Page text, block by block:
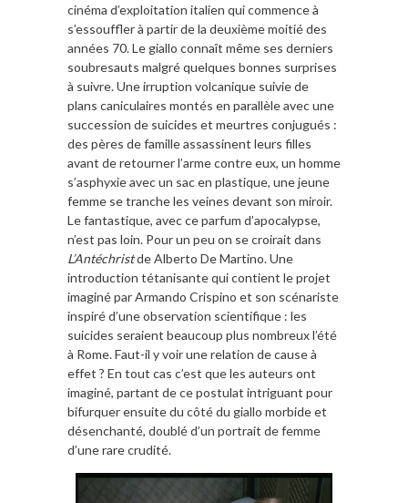
cinéma d’exploitation italien qui commence à
s’essouffler à partir de la deuxième moitié des
années 70. Le giallo connaît même ses derniers
soubresauts malgré quelques bonnes surprises
à suivre. Une irruption volcanique suivie de
plans caniculaires montés en parallèle avec une
succession de suicides et meurtres conjugués :
des pères de famille assassinent leurs filles
avant de retourner l’arme contre eux, un homme
s’asphyxie avec un sac en plastique, une jeune
femme se tranche les veines devant son miroir.
Le fantastique, avec ce parfum d’apocalypse,
n’est pas loin. Pour un peu on se croirait dans
L’Antéchristde Alberto De Martino. Une
introduction tétanisante qui contient le projet
imaginé par Armando Crispino et son scénariste
inspiré d’une observation scientifique : les
suicides seraient beaucoup plus nombreux l’été
à Rome. Faut-il y voir une relation de cause à
effet ? En tout cas c’est que les auteurs ont
imaginé, partant de ce postulat intriguant pour
bifurquer ensuite du côté du giallo morbide et
désenchanté, doublé d’un portrait de femme
d’une rare crudité.